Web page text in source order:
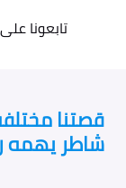
تابعونا على
قصتنا
شاطر